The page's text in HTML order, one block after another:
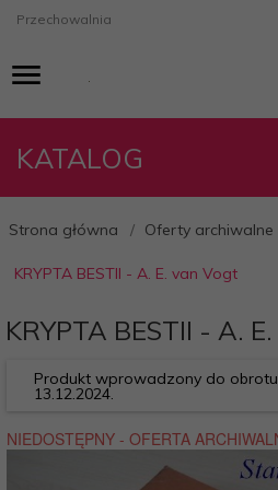
Przechowalnia
KATALOG
Strona główna Oferty archiwalne
KRYPTA BESTII - A. E. van Vogt
KRYPTA BESTII - A.
Produkt wprowadzony do
13.12.2024.